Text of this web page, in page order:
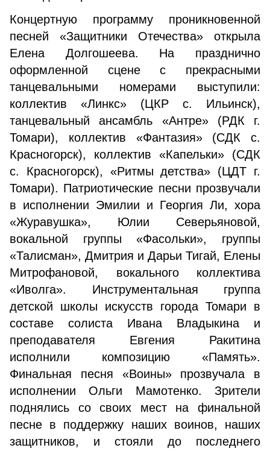
Концертную программу проникновенной
песней «Защитники Отечества» открыла
Елена Долгошеева. На празднично
оформленной сцене с прекрасными
танцевальными номерами выступили:
коллектив «Линкс» (ЦКР с. Ильинск),
танцевальный ансамбль «Антре» (РДК г.
Томари), коллектив «Фантазия» (СДК с.
Красногорск), коллектив «Капельки» (СДК
с. Красногорск), «Ритмы детства» (ЦДТ г.
Томари). Патриотические песни прозвучали
в исполнении Эмилии и Георгия Ли, хора
«Журавушка», Юлии Северьяновой,
вокальной группы «Фасольки», группы
«Талисман», Дмитрия и Дарьи Тигай, Елены
Митрофановой, вокального коллектива
«Иволга». Инструментальная группа
детской школы искусств города Томари в
составе солиста Ивана Владыкина и
преподавателя Евгения Ракитина
исполнили композицию «Память».
Финальная песня «Воины» прозвучала в
исполнении Ольги Мамотенко. Зрители
поднялись со своих мест на финальной
песне в поддержку наших воинов, наших
защитников, и стояли до последнего